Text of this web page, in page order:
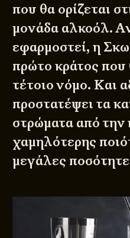
που θα ορίζεται
μονάδα αλκοόλ.
εφαρμοστεί, η
πρώτο κράτος
τέτοιο νόμο. Και
προστατέψει τα
στρώματα από
χαμηλότερης
μεγάλες